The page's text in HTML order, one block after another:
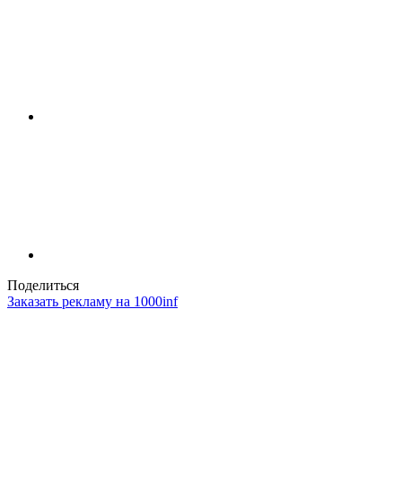
Поделиться
Заказать рекламу на 1000inf